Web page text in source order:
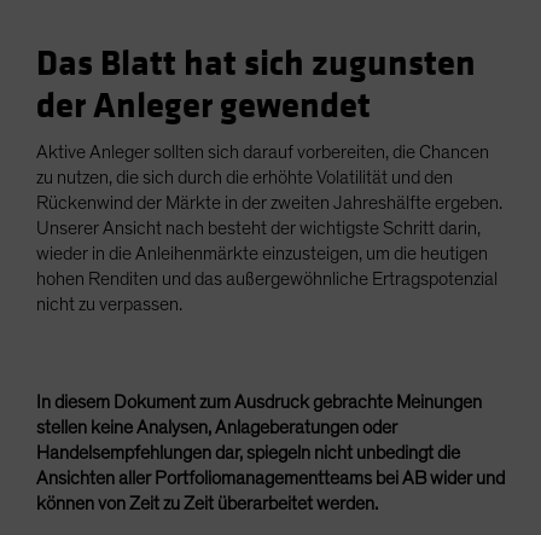
Das Blatt hat sich zugunsten
der Anleger gewendet
Aktive Anleger sollten sich darauf vorbereiten, die Chancen
zu nutzen, die sich durch die erhöhte Volatilität und den
Rückenwind der Märkte in der zweiten Jahreshälfte ergeben.
Unserer Ansicht nach besteht der wichtigste Schritt darin,
wieder in die Anleihenmärkte einzusteigen, um die heutigen
hohen Renditen und das außergewöhnliche Ertragspotenzial
nicht zu verpassen.
In diesem Dokument zum Ausdruck gebrachte Meinungen
stellen keine Analysen, Anlageberatungen oder
Handelsempfehlungen dar, spiegeln nicht unbedingt die
Ansichten aller Portfoliomanagementteams bei AB wider und
können von Zeit zu Zeit überarbeitet werden.